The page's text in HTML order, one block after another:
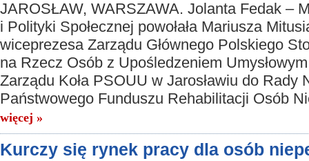
JAROSŁAW, WARSZAWA. Jolanta Fedak –
i Polityki Społecznej powołała Mariusza
wiceprezesa Zarządu Głównego Polskiego
na Rzecz Osób z Upośledzeniem
Zarządu Koła PSOUU w Jarosławiu do Rady
Państwowego Funduszu Rehabilitacji Osób
więcej »
Kurczy się rynek pracy dla osób